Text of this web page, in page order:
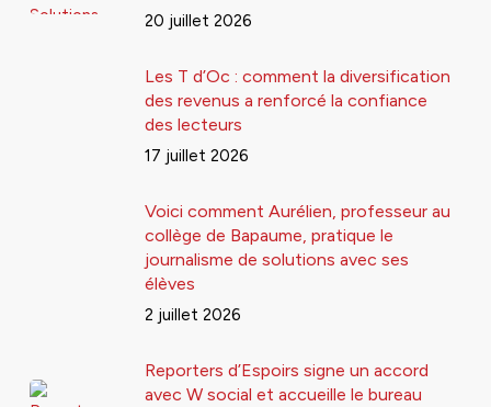
20 juillet 2026
Les T d’Oc : comment la diversification
des revenus a renforcé la confiance
des lecteurs
17 juillet 2026
Voici comment Aurélien, professeur au
collège de Bapaume, pratique le
journalisme de solutions avec ses
élèves
2 juillet 2026
Reporters d’Espoirs signe un accord
avec W social et accueille le bureau